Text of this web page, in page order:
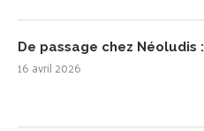
De passage chez Néoludis :
16 avril 2026